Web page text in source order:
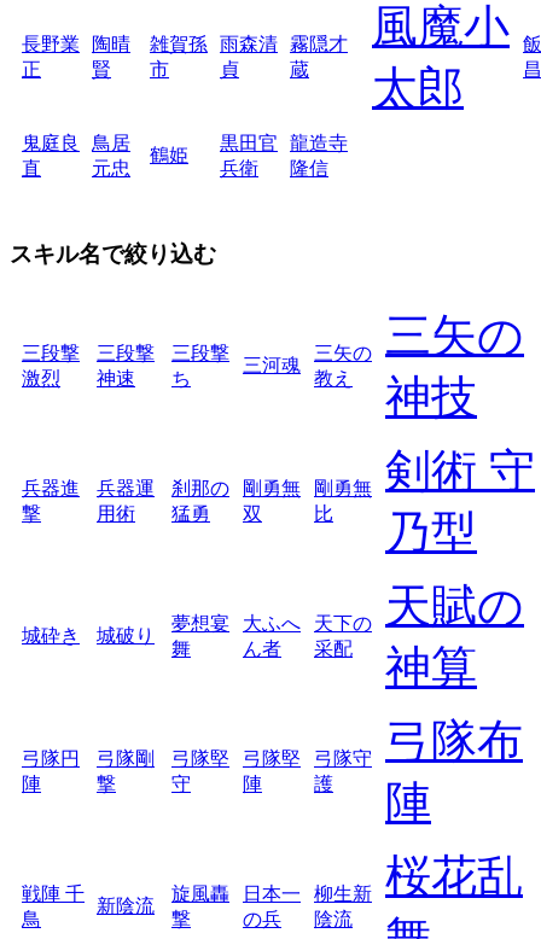
長野業
正
陶晴
賢
雑賀孫
市
雨森清
貞
霧隠才
蔵
風魔小
太郎
昌
鬼庭良
直
鳥居
元忠
鶴姫
黒田官
兵衛
龍造寺
隆信
スキル名で絞り込む
三段撃
激烈
三段撃
神速
三段撃
ち
三河魂
三矢の
教え
三矢の
神技
兵器進
撃
兵器運
用術
刹那の
猛勇
剛勇無
双
剛勇無
比
剣術 守
乃型
城砕き 城破り
夢想宴
舞
大ふへ
ん者
天下の
采配
天賦の
神算
弓隊円
陣
弓隊剛
撃
弓隊堅
守
弓隊堅
陣
弓隊守
護
弓隊布
陣
戦陣 千
鳥
新陰流
旋風轟
撃
日本一
の兵
柳生新
陰流
桜花乱